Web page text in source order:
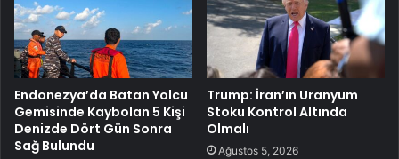
Endonezya’da Batan Yolcu
Gemisinde Kaybolan 5 Kişi
Denizde Dört Gün Sonra
Sağ Bulundu
Trump: İran’ın Uranyum
Stoku Kontrol Altında
Olmalı
Ağustos 5, 2026